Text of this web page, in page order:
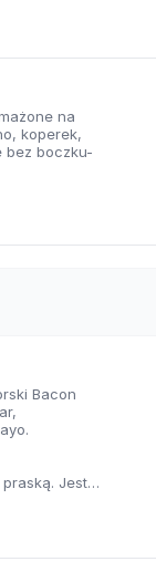
na
koperek,
bez boczku-
Bacon
Jest
i